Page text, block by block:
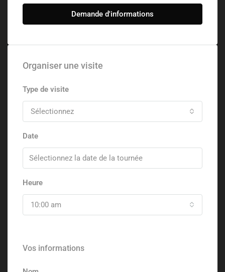
Demande d'informations
Organiser une visite
Type de visite
Sélectionnez
Date
Heure
10:00 am
Vos informations